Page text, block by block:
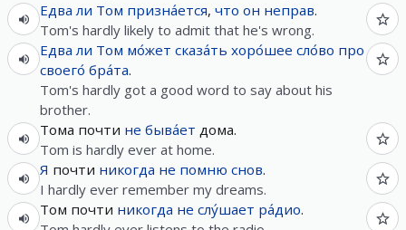
Едва ли Том призна́ется, что он неправ.
Tom's hardly likely to admit that he's wrong.
Едва ли Том мо́жет сказа́ть хоро́шее сло́во про
своего́ бра́та.
Tom's hardly got a good word to say about his
brother.
Тома почти не быва́ет дома.
Tom is hardly ever at home.
Я почти никогда не помню снов.
I hardly ever remember my dreams.
Том почти никогда не слу́шает ра́дио.